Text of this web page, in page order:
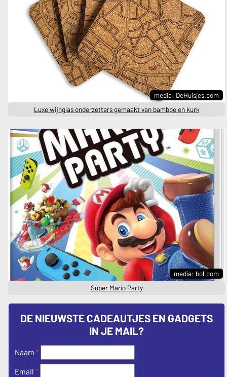
media: DeHuisjes.com
Luxe wijnglas onderzetters gemaakt van bamboe en kurk
media: bol.com
Super Mario Party
DE NIEUWSTE CADEAUTJES EN GADGETS
IN JE MAIL?
Naam *
Email *